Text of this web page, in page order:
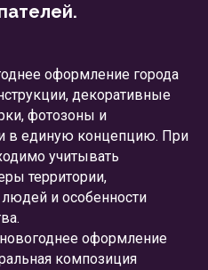
оформление города
декоративные
фотозоны и
в единую концепцию. При
учитывать
территории,
и особенности
оформление
композиция